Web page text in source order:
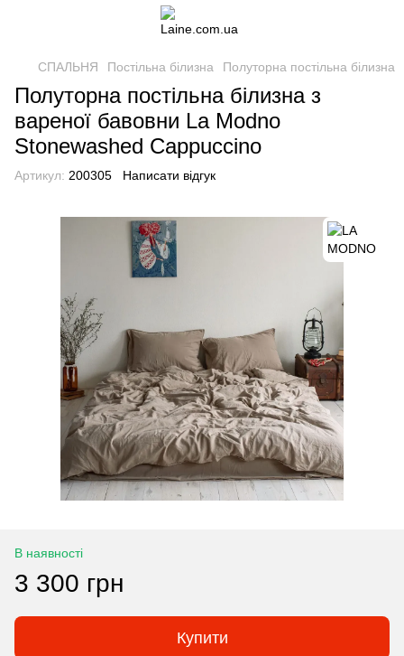
СПАЛЬНЯ Постільна білизна Полуторна постільна білизна
Полуторна постільна білизна з
вареної бавовни La Modno
Stonewashed Cappuccino
Артикул: 200305 Написати відгук
В наявності
3 300 грн
Купити